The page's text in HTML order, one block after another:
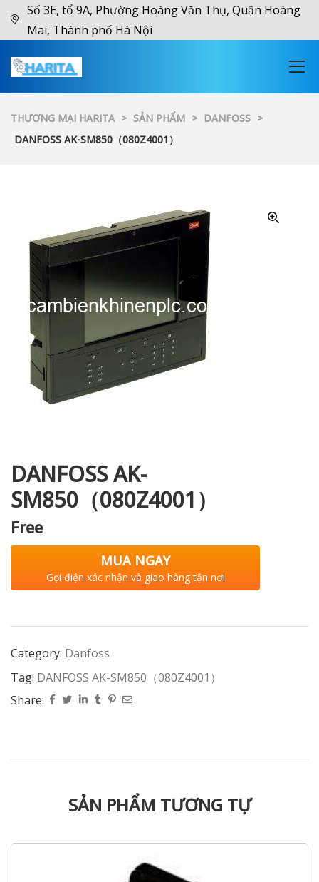
Số 3E, tổ 9A, Phường Hoàng Văn Thụ, Quận Hoàng
Mai, Thành phố Hà Nội
THƯƠNG MẠI HARITA > SẢN PHẨM > DANFOSS >
DANFOSS AK-SM850（080Z4001）
DANFOSS AK-
SM850（080Z4001）
Free
MUA NGAY
Gọi điện xác nhận và giao hàng tận nơi
Category: Danfoss
Tag: DANFOSS AK-SM850（080Z4001）
Share:
SẢN PHẨM TƯƠNG TỰ